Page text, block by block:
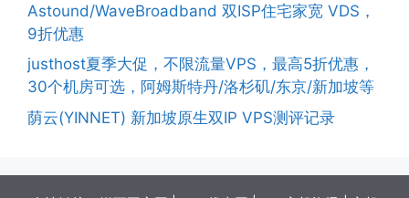
Astound/WaveBroadband 双ISP住宅家宽 VDS，
9折优惠
justhost夏季大促，不限流量VPS，最高5折优惠，
30个机房可选，阿姆斯特丹/洛杉矶/东京/新加坡等
荫云(YINNET) 新加坡原生双IP VPS测评记录